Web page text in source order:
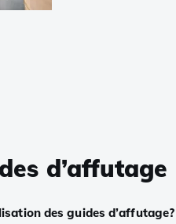
d’affutage
des guides d’affutage?